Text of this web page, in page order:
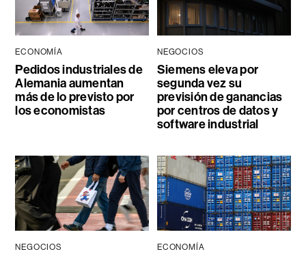
ECONOMÍA
Pedidos industriales de
Alemania aumentan
más de lo previsto por
los economistas
NEGOCIOS
Siemens eleva por
segunda vez su
previsión de ganancias
por centros de datos y
software industrial
NEGOCIOS ECONOMÍA